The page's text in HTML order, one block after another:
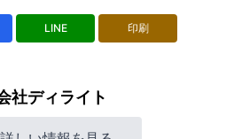
LINE 印刷
社ディライト